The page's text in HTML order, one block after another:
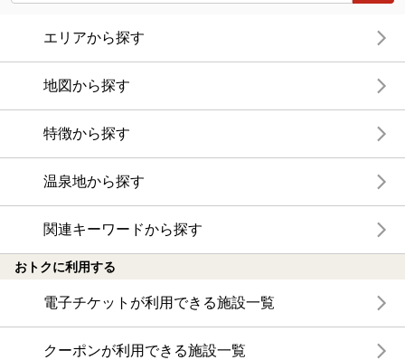
エリアから探す
地図から探す
特徴から探す
温泉地から探す
関連キーワードから探す
おトクに利用する
電子チケットが利用できる施設一覧
クーポンが利用できる施設一覧